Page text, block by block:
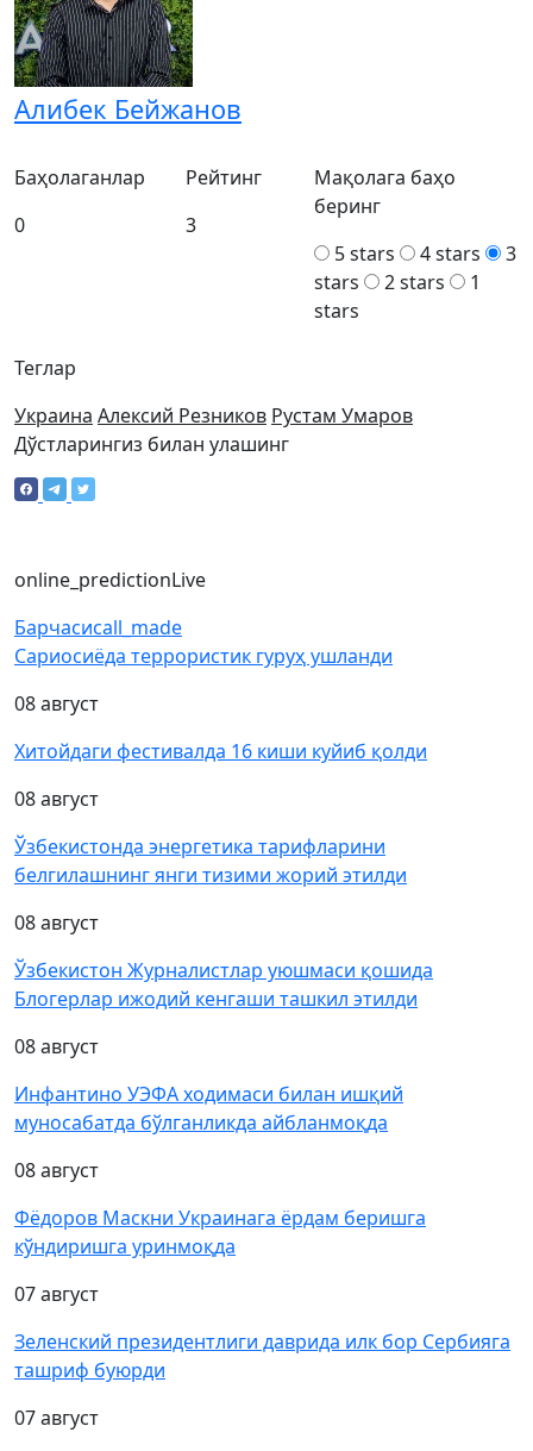
Алибек Бейжанов
Теглар
Украина Алексий Резников Рустам Умаров
Баҳолаганлар
0
Рейтинг
3
Мақолага баҳо
беринг
5 stars
4 stars
3
stars
2 stars
1
stars
Дўстларингиз билан улашинг
online_predictionLive
Барчасиcall_made
Сариосиёда террористик гуруҳ ушланди
08 август
Хитойдаги фестивалда 16 киши куйиб қолди
08 август
Ўзбекистонда энергетика тарифларини
белгилашнинг янги тизими жорий этилди
08 август
Ўзбекистон Журналистлар уюшмаси қошида
Блогерлар ижодий кенгаши ташкил этилди
08 август
Инфантино УЭФА ходимаси билан ишқий
муносабатда бўлганликда айбланмоқда
08 август
Фёдоров Маскни Украинага ёрдам беришга
кўндиришга уринмоқда
07 август
Зеленский президентлиги даврида илк бор Сербияга
ташриф буюрди
07 август